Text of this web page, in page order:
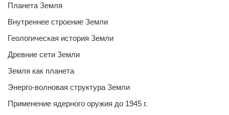
Планета Земля
Внутреннее строение Земли
Геологическая история Земли
Древние сети Земли
Земля как планета
Энерго-волновая структура Земли
Применение ядерного оружия до 1945 г.